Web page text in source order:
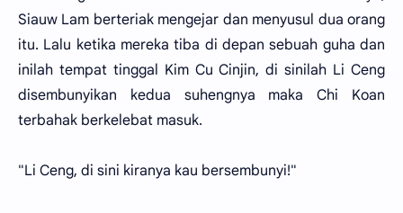
Siauw Lam berteriak mengejar dan menyusul dua orang
itu. Lalu ketika mereka tiba di depan sebuah guha dan
inilah tempat tinggal Kim Cu Cinjin, di sinilah Li Ceng
disembunyikan kedua suhengnya maka Chi Koan
terbahak berkelebat masuk.
"Li Ceng, di sini kiranya kau bersembunyi!"